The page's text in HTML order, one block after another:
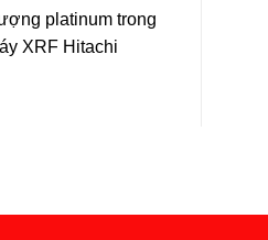
platinum trong
XRF Hitachi